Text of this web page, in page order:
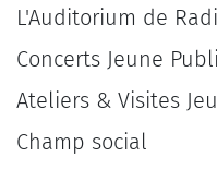
L'Auditorium de
Concerts Jeune
Ateliers & Visites
Champ social